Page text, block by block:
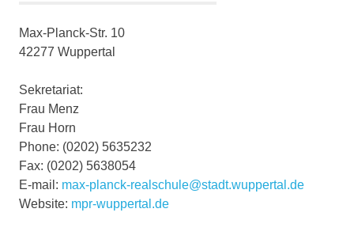
Max-Planck-Str. 10
42277 Wuppertal
Sekretariat:
Frau Menz
Frau Horn
Phone: (0202) 5635232
Fax: (0202) 5638054
E-mail: max-planck-realschule@stadt.wuppertal.de
Website: mpr-wuppertal.de